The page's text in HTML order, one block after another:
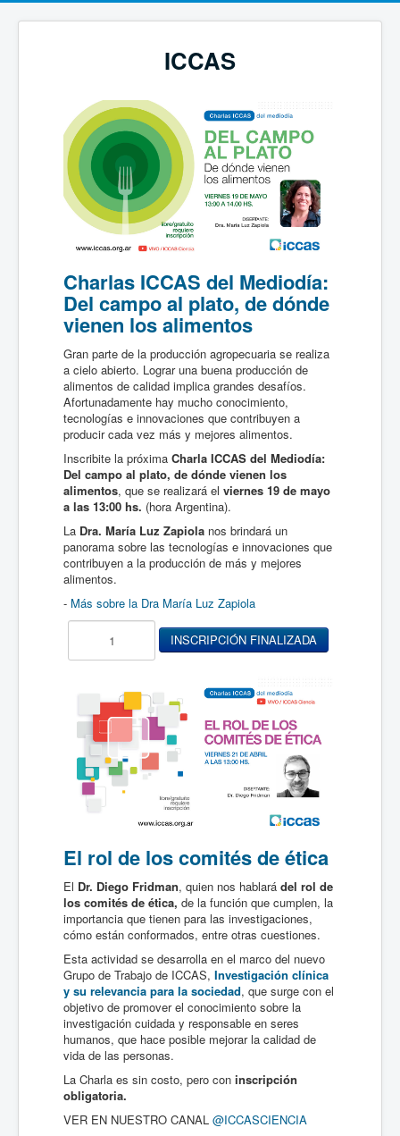
ICCAS
Charlas ICCAS del Mediodía:
Del campo al plato, de dónde
vienen los alimentos
Gran parte de la producción agropecuaria se realiza
a cielo abierto. Lograr una buena producción de
alimentos de calidad implica grandes desafíos.
Afortunadamente hay mucho conocimiento,
tecnologías e innovaciones que contribuyen a
producir cada vez más y mejores alimentos.
Inscribite la próxima Charla ICCAS del Mediodía:
Del campo al plato, de dónde vienen los
alimentos, que se realizará el viernes 19 de mayo
a las 13:00 hs. (hora Argentina).
La Dra. María Luz Zapiola nos brindará un
panorama sobre las tecnologías e innovaciones que
contribuyen a la producción de más y mejores
alimentos.
- Más sobre la Dra María Luz Zapiola
El rol de los comités de ética
El Dr. Diego Fridman, quien nos hablará del rol de
los comités de ética, de la función que cumplen, la
importancia que tienen para las investigaciones,
cómo están conformados, entre otras cuestiones.
Esta actividad se desarrolla en el marco del nuevo
Grupo de Trabajo de ICCAS, Investigación clínica
y su relevancia para la sociedad, que surge con el
objetivo de promover el conocimiento sobre la
investigación cuidada y responsable en seres
humanos, que hace posible mejorar la calidad de
vida de las personas.
La Charla es sin costo, pero con inscripción
obligatoria.
VER EN NUESTRO CANAL @ICCASCIENCIA